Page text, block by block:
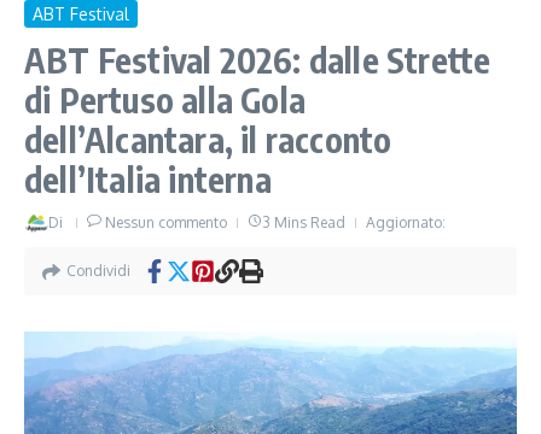
ABT Festival
ABT Festival 2026: dalle Strette
di Pertuso alla Gola
dell’Alcantara, il racconto
dell’Italia interna
Di Nessun commento 3 Mins Read Aggiornato:
Condividi